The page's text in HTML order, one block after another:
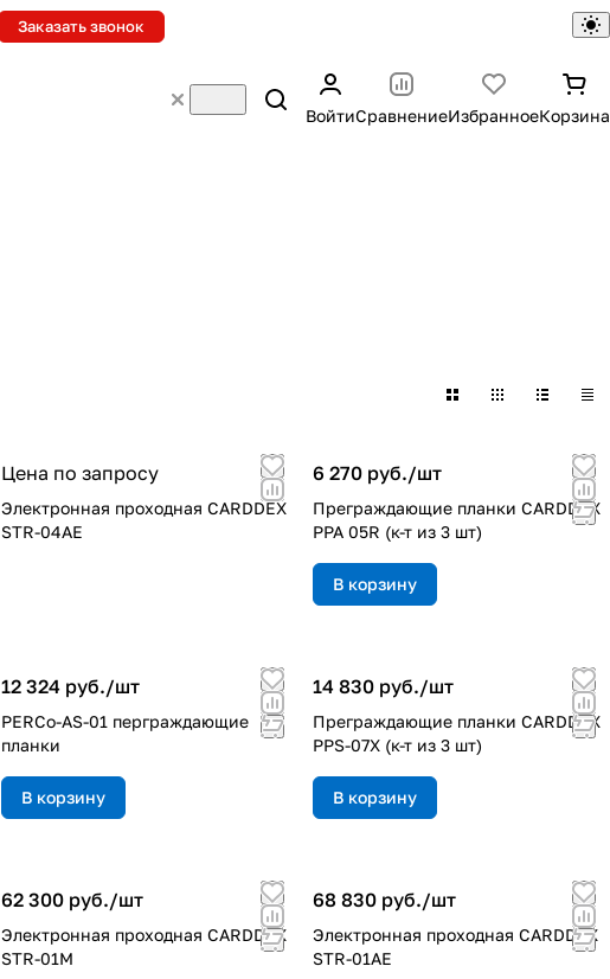
Заказать звонок
ВойтиСравнениеИзбранноеКорзина
Цена по запросу
Электронная проходная CARDDEX
STR-04AE
6 270 руб./шт
Преграждающие планки CARDDEX
PPA 05R (к-т из 3 шт)
В корзину
12 324 руб./шт
PERCo-AS-01 перграждающие
планки
В корзину
14 830 руб./шт
Преграждающие планки CARDDEX
PPS-07X (к-т из 3 шт)
В корзину
62 300 руб./шт
Электронная проходная CARDDEX
STR-01M
68 830 руб./шт
Электронная проходная CARDDEX
STR-01AE